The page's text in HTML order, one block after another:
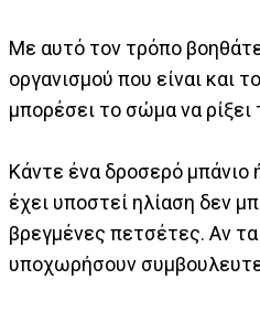
Με αυτό τον τρόπο
οργανισμού που είναι και
μπορέσει το σώμα να ρίξει
Κάντε ένα δροσερό
έχει υποστεί ηλίαση δεν
βρεγμένες πετσέτες. Αν
υποχωρήσουν